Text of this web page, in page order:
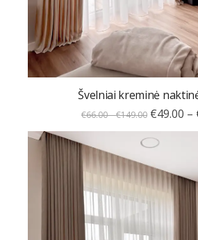
Švelniai kreminė
€66.00–€149.00 €49.00 –